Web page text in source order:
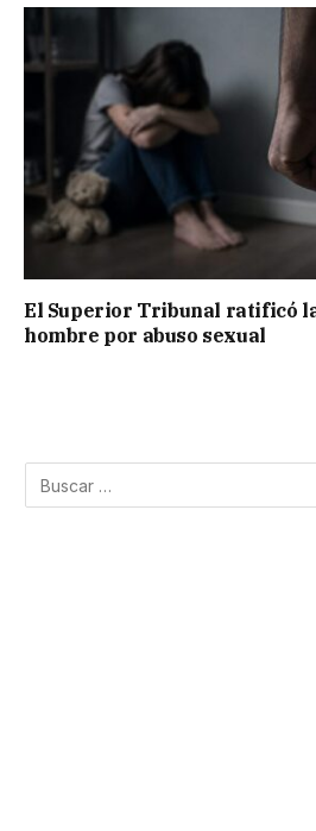
El Superior Tribunal ratificó
hombre por abuso sexual